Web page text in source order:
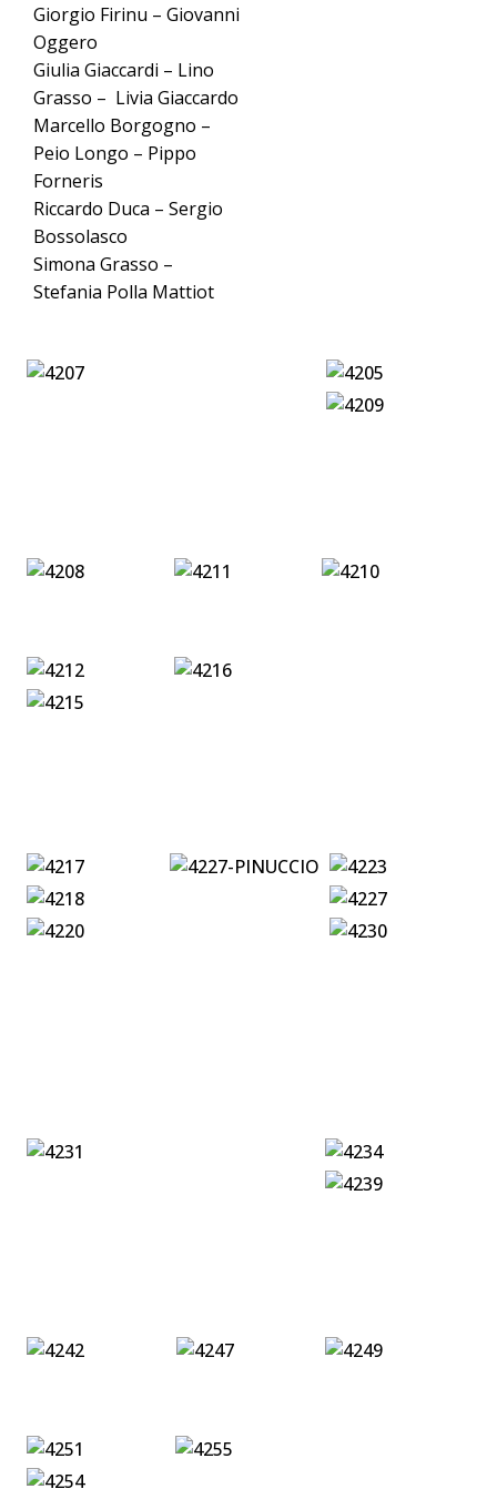
Giorgio Firinu – Giovanni
Oggero
Giulia Giaccardi – Lino
Grasso – Livia Giaccardo
Marcello Borgogno –
Peio Longo – Pippo
Forneris
Riccardo Duca – Sergio
Bossolasco
Simona Grasso –
Stefania Polla Mattiot